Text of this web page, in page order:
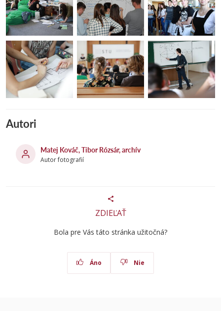
Autori
Matej Kováč, Tibor Rózsár, archív
Autor fotografií
ZDIEĽAŤ
Bola pre Vás táto stránka užitočná?
Áno Nie